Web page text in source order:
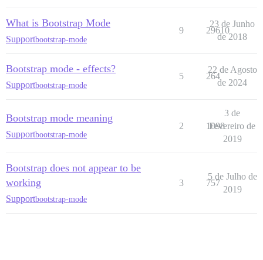
What is Bootstrap Mode
Supportbootstrap-mode
9 29610
23 de Junho
de 2018
Bootstrap mode - effects?
Supportbootstrap-mode
5 264
22 de Agosto
de 2024
Bootstrap mode meaning
Supportbootstrap-mode
2 1098
3 de
Fevereiro de
2019
Bootstrap does not appear to be
working
Supportbootstrap-mode
3 757
5 de Julho de
2019